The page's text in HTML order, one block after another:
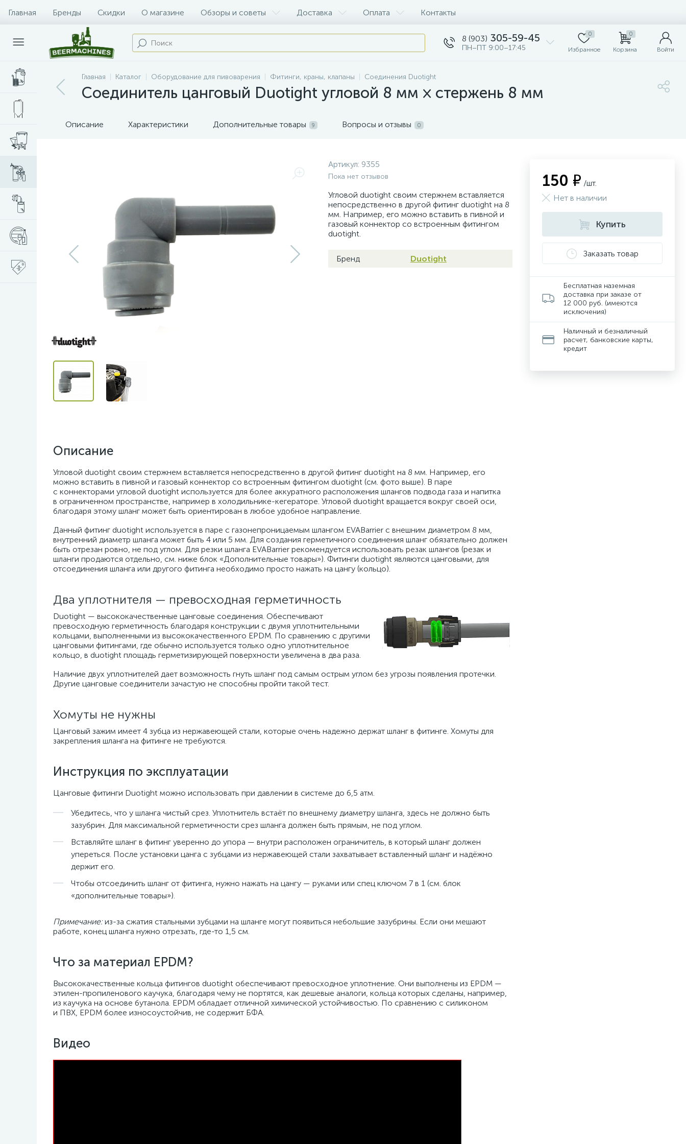
Главная Бренды Скидки О магазине Обзоры и советы Доставка Оплата Контакты
8 (903) 305-59-45
ПН–ПТ 9:00–17:45
0
Избранное
0
Корзина Войти
Главная Каталог Оборудование для пивоварения Фитинги, краны, клапаны Соединения Duotight
Соединитель цанговый Duotight угловой 8 мм × стержень 8 мм
Описание Характеристики Дополнительные товары 9 Вопросы и отзывы 0
Артикул: 9355
Пока нет отзывов
Угловой duotight своим стержнем вставляется
непосредственно в другой фитинг duotight на 8
мм. Например, его можно вставить в пивной и
газовый коннектор со встроенным фитингом
duotight.
Бренд Duotight
Описание
Угловой duotight своим стержнем вставляется непосредственно в другой фитинг duotight на 8 мм. Например, его
можно вставить в пивной и газовый коннектор со встроенным фитингом duotight (см. фото выше). В паре
с коннекторами угловой duotight используется для более аккуратного расположения шлангов подвода газа и напитка
в ограниченном пространстве, например в холодильнике-кегераторе. Угловой duotight вращается вокруг своей оси,
благодаря этому шланг может быть ориентирован в любое удобное направление.
Данный фитинг duotight используется в паре с газонепроницаемым шлангом EVABarrier с внешним диаметром 8 мм,
внутренний диаметр шланга может быть 4 или 5 мм. Для создания герметичного соединения шланг обязательно должен
быть отрезан ровно, не под углом. Для резки шланга EVABarrier рекомендуется использовать резак шлангов (резак и
шланги продаются отдельно, см. ниже блок «Дополнительные товары»). Фитинги duotight являются цанговыми, для
отсоединения шланга или другого фитинга необходимо просто нажать на цангу (кольцо).
Два уплотнителя — превосходная герметичность
Duotight — высококачественные цанговые соединения. Обеспечивают
превосходную герметичность благодаря конструкции с двумя уплотнительными
кольцами, выполненными из высококачественного EPDM. По сравнению с другими
цанговыми фитингами, где обычно используется только одно уплотнительное
кольцо, в duotight площадь герметизирующей поверхности увеличена в два раза.
Наличие двух уплотнителей дает возможность гнуть шланг под самым острым углом без угрозы появления протечки.
Другие цанговые соединители зачастую не способны пройти такой тест.
Хомуты не нужны
Цанговый зажим имеет 4 зубца из нержавеющей стали, которые очень надежно держат шланг в фитинге. Хомуты для
закрепления шланга на фитинге не требуются.
Инструкция по эксплуатации
Цанговые фитинги Duotight можно использовать при давлении в системе до 6,5 атм.
Убедитесь, что у шланга чистый срез. Уплотнитель встаёт по внешнему диаметру шланга, здесь не должно быть
зазубрин. Для максимальной герметичности срез шланга должен быть прямым, не под углом.
Вставляйте шланг в фитинг уверенно до упора — внутри расположен ограничитель, в который шланг должен
упереться. После установки цанга с зубцами из нержавеющей стали захватывает вставленный шланг и надёжно
держит его.
Чтобы отсоединить шланг от фитинга, нужно нажать на цангу — руками или спец ключом 7 в 1 (см. блок
«дополнительные товары»).
Примечание:из-за сжатия стальными зубцами на шланге могут появиться небольшие зазубрины. Если они мешают
работе, конец шланга нужно отрезать, где-то 1,5 см.
Что за материал EPDM?
Высококачественные кольца фитингов duotight обеспечивают превосходное уплотнение. Они выполнены из EPDM —
этилен-пропиленового каучука, благодаря чему не портятся, как дешевые аналоги, кольца которых сделаны, например,
из каучука на основе бутанола. EPDM обладает отличной химической устойчивостью. По сравнению с силиконом
и ПВХ, EPDM более износоустойчив, не содержит БФА.
Видео
150 ₽ /шт.
Нет в наличии
Купить
Заказать товар
Бесплатная наземная
доставка при заказе от
12 000 руб. (имеются
исключения)
Наличный и безналичный
расчет, банковские карты,
кредит